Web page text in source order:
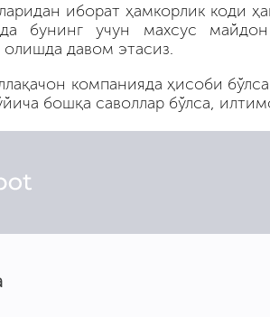
иборат ҳамкорлик коди
бунинг учун махсус
давом этасиз.
компанияда ҳисоби
бошқа саволлар бўлса,